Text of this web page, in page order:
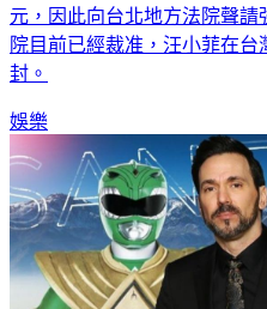
元，因此向台北地方法院聲
院目前已經裁准，汪小菲在
封。
娛樂